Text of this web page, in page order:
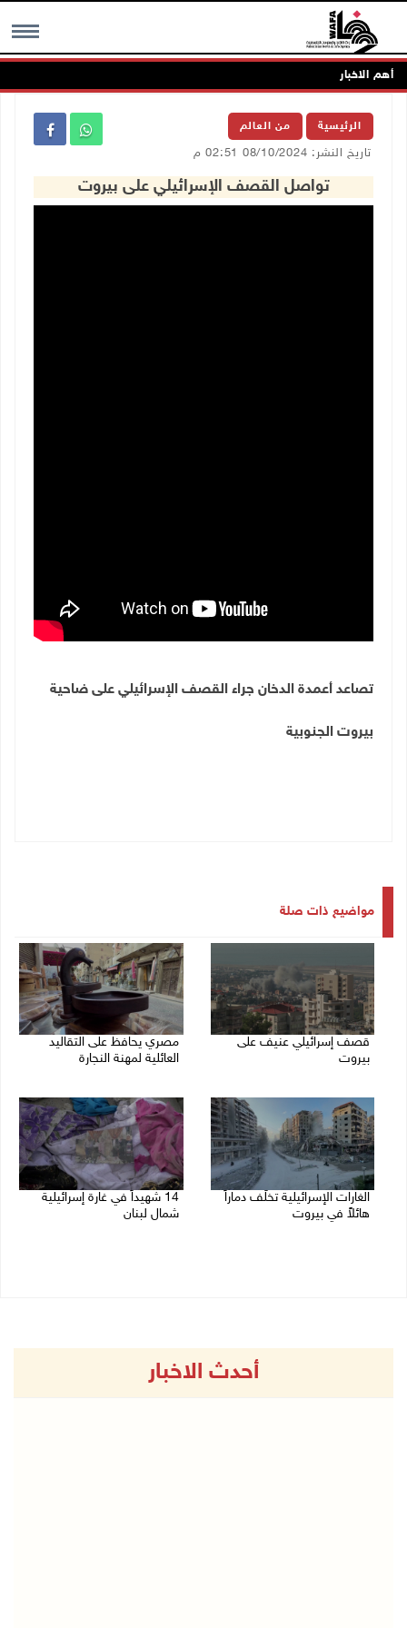
MENU أهم الاخبار
الرئيسية من العالم
تاريخ النشر: 08/10/2024 02:51 م
تواصل القصف الإسرائيلي على بيروت
تصاعد أعمدة الدخان جراء القصف الإسرائيلي على ضاحية
بيروت الجنوبية
مواضيع ذات صلة
قصف إسرائيلي عنيف على
بيروت
مصري يحافظ على التقاليد
العائلية لمهنة النجارة
الغارات الإسرائيلية تخلّف دماراً
هائلاً في بيروت
14 شهيداً في غارة إسرائيلية
شمال لبنان
أحدث الاخبار